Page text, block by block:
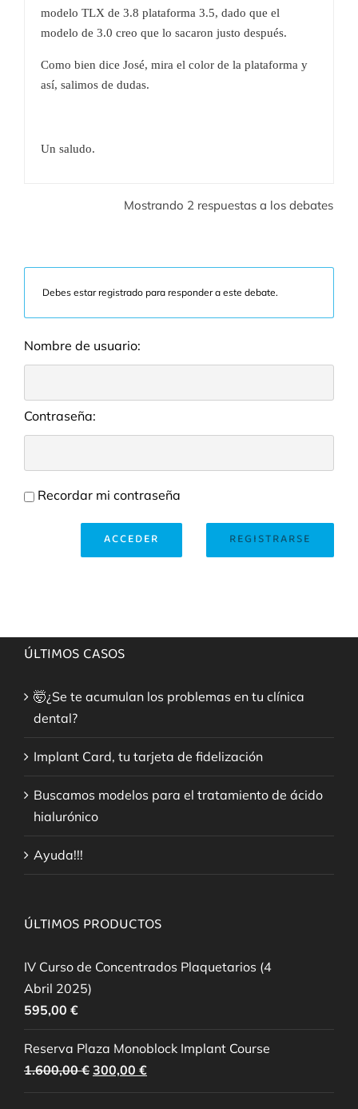
modelo TLX de 3.8 plataforma 3.5, dado que el
modelo de 3.0 creo que lo sacaron justo después.
Como bien dice José, mira el color de la plataforma y
así, salimos de dudas.
Un saludo.
Mostrando 2 respuestas a los debates
Debes estar registrado para responder a este debate.
Nombre de usuario:
Contraseña:
Recordar mi contraseña
REGISTRARSE
ACCEDER
ÚLTIMOS CASOS
🤯¿Se te acumulan los problemas en tu clínica
dental?
Implant Card, tu tarjeta de fidelización
Buscamos modelos para el tratamiento de ácido
hialurónico
Ayuda!!!
ÚLTIMOS PRODUCTOS
IV Curso de Concentrados Plaquetarios (4
Abril 2025)
595,00 €
Reserva Plaza Monoblock Implant Course
1.600,00€ El
precio
300,00 €
precio